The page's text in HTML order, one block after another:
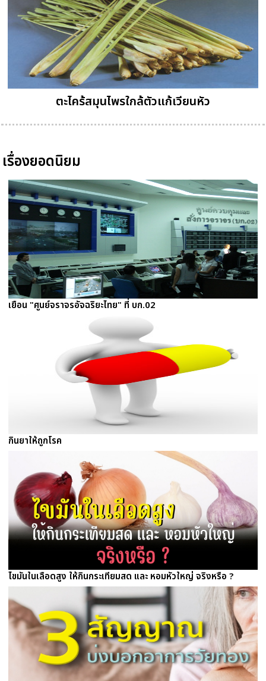
ตะไคร้สมุนไพรใกล้ตัวแก้เวียนหัว
เรื่องยอดนิยม
เยือน "ศูนย์จราจรอัจฉริยะไทย" ที่ บก.02
กินยาให้ถูกโรค
ไขมันในเลือดสูง ให้กินกระเทียมสด และ หอมหัวใหญ่ จริงหรือ ?